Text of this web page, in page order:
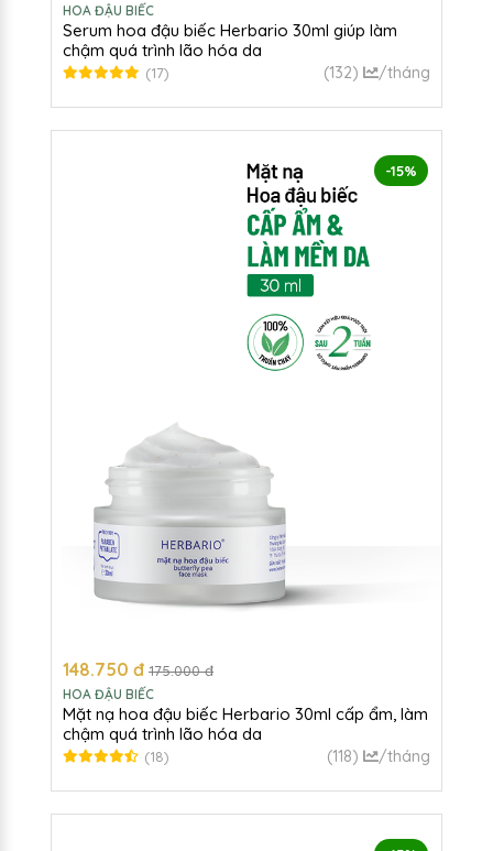
HOA ĐẬU BIẾC
Serum hoa đậu biếc Herbario 30ml giúp làm
chậm quá trình lão hóa da
(17) (132) /tháng
-15%
148.750 đ 175.000 đ
HOA ĐẬU BIẾC
Mặt nạ hoa đậu biếc Herbario 30ml cấp ẩm, làm
chậm quá trình lão hóa da
(18) (118) /tháng